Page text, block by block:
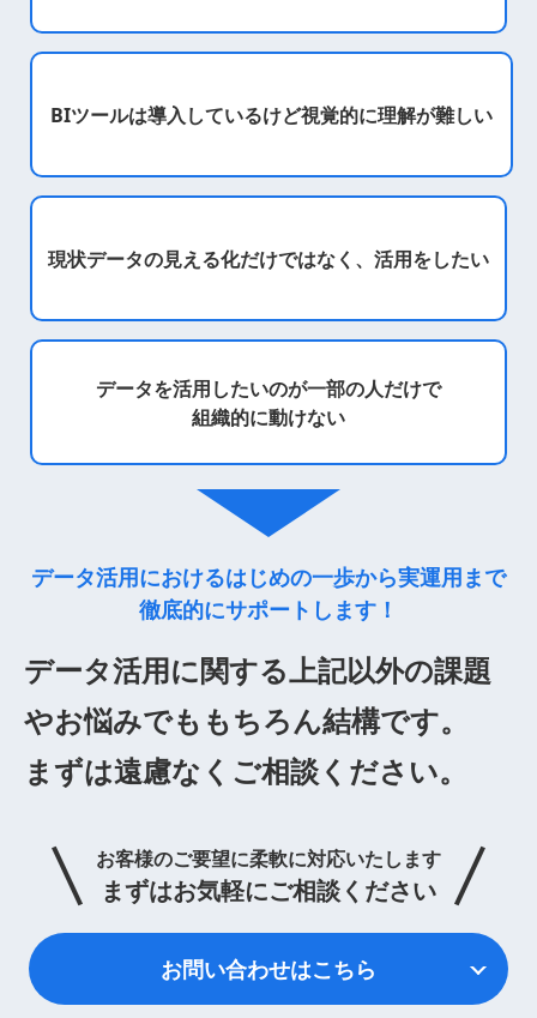
BIツールは導入しているけど視覚的に理解が難しい
現状データの見える化だけではなく、 活用をしたい
データを活用したいのが一部の人だけで
組織的に動けない
データ活用におけるはじめの一歩から実運用まで
徹底的にサポートします！
データ活用に関する上記以外の課題
やお悩みでももちろん結構です。
まずは遠慮なくご相談ください。
お客様のご要望に柔軟に対応いたします
まずはお気軽にご相談ください
お問い合わせはこちら